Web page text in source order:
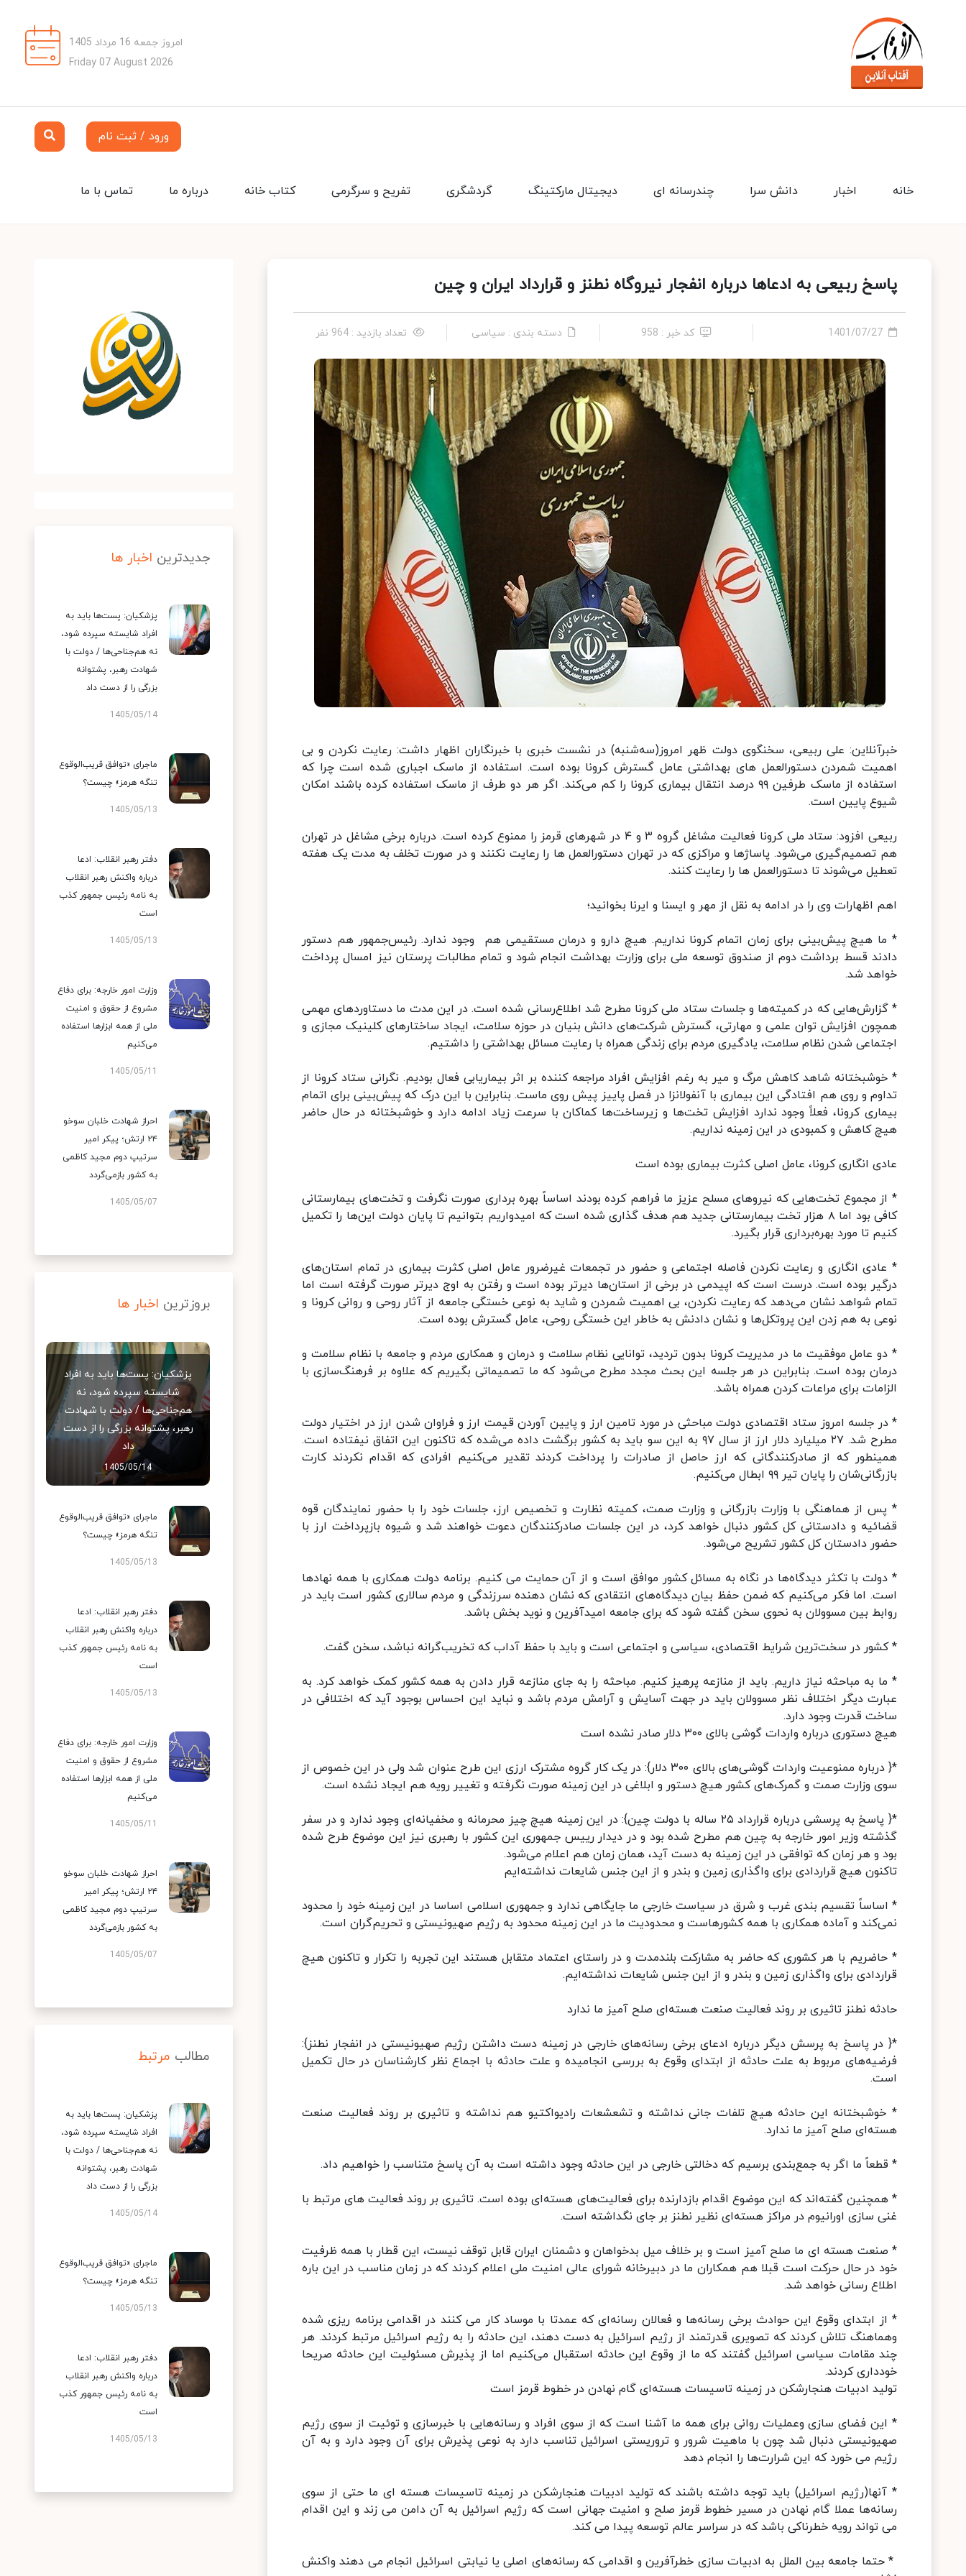
امروز جمعه 16 مرداد 1405
Friday 07 August 2026
ورود / ثبت نام
تماس با ما درباره ما کتاب خانه تفریح و سرگرمی گردشگری دیجیتال مارکتینگ چندرسانه ای دانش سرا اخبار خانه
پاسخ ربیعی به ادعاها درباره انفجار نیروگاه نطنز و قرارداد ایران و چین
1401/07/27 کد خبر : 958 دسته بندی : سیاسی تعداد بازدید : 964 نفر
خبرآنلاین: علی ربیعی، سخنگوی دولت ظهر امروز(سه‌شنبه) در نشست خبری با خبرنگاران اظهار داشت: رعایت نکردن و بی
اهمیت شمردن دستورالعمل های بهداشتی عامل گسترش کرونا بوده است. استفاده از ماسک اجباری شده است چرا که
استفاده از ماسک طرفین ۹۹ درصد انتقال بیماری کرونا را کم می‌کند. اگر هر دو طرف از ماسک استفاده کرده باشند امکان
شیوع پایین است.
ربیعی افزود: ستاد ملی کرونا فعالیت مشاغل گروه ۳ و ۴ در شهرهای قرمز را ممنوع کرده است. درباره برخی مشاغل در تهران
هم تصمیم‌گیری می‌شود. پاساژها و مراکزی که در تهران دستورالعمل ها را رعایت نکنند و در صورت تخلف به مدت یک هفته
تعطیل می‌شوند تا دستورالعمل ها را رعایت کنند.
اهم اظهارات وی را در ادامه به نقل از مهر و ایسنا و ایرنا بخوانید؛
* ما هیچ پیش‌بینی برای زمان اتمام کرونا نداریم. هیچ دارو و درمان مستقیمی هم وجود ندارد. رئیس‌جمهور هم دستور
دادند قسط برداشت دوم از صندوق توسعه ملی برای وزارت بهداشت انجام شود و تمام مطالبات پرستان نیز امسال پرداخت
خواهد شد.
* گزارش‌هایی که در کمیته‌ها و جلسات ستاد ملی کرونا مطرح شد اطلاع‌رسانی شده است. در این مدت ما دستاوردهای مهمی
همچون افزایش توان علمی و مهارتی، گسترش شرکت‌های دانش بنیان در حوزه سلامت، ایجاد ساختارهای کلینیک مجازی و
اجتماعی شدن نظام سلامت، یادگیری مردم برای زندگی همراه با رعایت مسائل بهداشتی را داشتیم.
* خوشبختانه شاهد کاهش مرگ و میر به رغم افزایش افراد مراجعه کننده بر اثر بیماریابی فعال بودیم. نگرانی ستاد کرونا از
تداوم و روی هم افتادگی این بیماری با آنفولانزا در فصل پاییز پیش روی ماست. بنابراین با این درک که پیش‌بینی برای اتمام
بیماری کرونا، فعلاً وجود ندارد افزایش تخت‌ها و زیرساخت‌ها کماکان با سرعت زیاد ادامه دارد و خوشبختانه در حال حاضر
هیچ کاهش و کمبودی در این زمینه نداریم.
عادی انگاری کرونا، عامل اصلی کثرت بیماری بوده است
* از مجموع تخت‌هایی که نیروهای مسلح عزیز ما فراهم کرده بودند اساساً بهره برداری صورت نگرفت و تخت‌های بیمارستانی
کافی بود اما ۸ هزار تخت بیمارستانی جدید هم هدف گذاری شده است که امیدواریم بتوانیم تا پایان دولت این‌ها را تکمیل
کنیم تا مورد بهره‌برداری قرار بگیرد.
* عادی انگاری و رعایت نکردن فاصله اجتماعی و حضور در تجمعات غیرضرور عامل اصلی کثرت بیماری در تمام استان‌های
درگیر بوده است. درست است که اپیدمی در برخی از استان‌ها دیرتر بوده است و رفتن به اوج دیرتر صورت گرفته است اما
تمام شواهد نشان می‌دهد که رعایت نکردن، بی اهمیت شمردن و شاید به نوعی خستگی جامعه از آثار روحی و روانی کرونا و
نوعی به هم زدن این پروتکل‌ها و نشان دادنش به خاطر این خستگی روحی، عامل گسترش بوده است.
* دو عامل موفقیت ما در مدیریت کرونا بدون تردید، توانایی نظام سلامت و درمان و همکاری مردم و جامعه با نظام سلامت و
درمان بوده است. بنابراین در هر جلسه این بحث مجدد مطرح می‌شود که ما تصمیماتی بگیریم که علاوه بر فرهنگ‌سازی با
الزامات برای مراعات کردن همراه باشد.
* در جلسه امروز ستاد اقتصادی دولت مباحثی در مورد تامین ارز و پایین آوردن قیمت ارز و فراوان شدن ارز در اختیار دولت
مطرح شد. ۲۷ میلیارد دلار ارز از سال ۹۷ به این سو باید به کشور برگشت داده می‌شده که تاکنون این اتفاق نیفتاده است.
همینطور که از صادرکنندگانی که ارز حاصل از صادرات را پرداخت کردند تقدیر می‌کنیم افرادی که اقدام نکردند کارت
بازرگانی‌شان را پایان تیر ۹۹ ابطال می‌کنیم.
* پس از هماهنگی با وزارت بازرگانی و وزارت صمت، ‌کمیته نظارت و تخصیص ارز، جلسات خود را با حضور نمایندگان قوه
قضائیه و دادستانی کل کشور دنبال خواهد کرد،‌ در این جلسات صادرکنندگان دعوت خواهند شد و شیوه بازپرداخت ارز با
حضور دادستان کل کشور تشریح می‌شود.
* دولت با تکثر دیدگاه‌ها در نگاه به مسائل کشور موافق است و از آن حمایت می کنیم. برنامه دولت همکاری با همه نهادها
است. اما فکر می‌کنیم که ضمن حفظ بیان دیدگاه‌های انتقادی که نشان دهنده سرزندگی و مردم سالاری کشور است باید در
روابط بین مسوولان به نحوی سخن گفته شود که برای جامعه امیدآفرین و نوید بخش باشد.
* کشور در سخت‌ترین شرایط اقتصادی، سیاسی و اجتماعی است و باید با حفظ آداب که تخریب‌گرانه نباشد، سخن گفت.
* ما به مباحثه نیاز داریم. باید از منازعه پرهیز کنیم. مباحثه را به جای منازعه قرار دادن به همه کشور کمک خواهد کرد. به
عبارت دیگر اختلاف نظر مسوولان باید در جهت آسایش و آرامش مردم باشد و نباید این احساس بوجود آید که اختلافی در
ساخت قدرت وجود دارد.
هیچ دستوری درباره واردات گوشی بالای ۳۰۰ دلار صادر نشده است
*{ درباره ممنوعیت واردات گوشی‌های بالای ۳۰۰ دلار}: در یک کار گروه مشترک ارزی این طرح عنوان شد ولی در این خصوص از
سوی وزارت صمت و گمرک‌های کشور هیچ دستور و ابلاغی در این زمینه صورت نگرفته و تغییر رویه هم ایجاد نشده است.
*{ پاسخ به پرسشی درباره قرارداد ۲۵ ساله با دولت چین}: در این زمینه هیچ چیز محرمانه و مخفیانه‌ای وجود ندارد و در سفر
گذشته وزیر امور خارجه به چین هم مطرح شده بود و در دیدار رییس جمهوری این کشور با رهبری نیز این موضوع طرح شده
بود و هر زمان که توافقی در این زمینه به دست آید، همان زمان هم اعلام می‌شود.
تاکنون هیچ قراردادی برای واگذاری زمین و بندر و از این جنس شایعات نداشته‌ایم
* اساساً تقسیم بندی غرب و شرق در سیاست خارجی ما جایگاهی ندارد و جمهوری اسلامی اساسا در این زمینه خود را محدود
نمی‌کند و آماده همکاری با همه کشورهاست و محدودیت ما در این زمینه محدود به رژیم صهیونیستی و تحریم‌گران است.
* حاضریم با هر کشوری که حاضر به مشارکت بلندمدت و در راستای اعتماد متقابل هستند این تجربه را تکرار و تاکنون هیچ
قراردادی برای واگذاری زمین و بندر و از این جنس شایعات نداشته‌ایم.
حادثه نطنز تاثیری بر روند فعالیت صنعت هسته‌ای صلح آمیز ما ندارد
*{ در پاسخ به پرسش دیگر درباره ادعای برخی رسانه‌های خارجی در زمینه دست داشتن رژیم صهیونیستی در انفجار نطنز}:
فرضیه‌های مربوط به علت حادثه از ابتدای وقوع به بررسی انجامیده و علت حادثه با اجماع نظر کارشناسان در حال تکمیل
است.
* خوشبختانه این حادثه هیچ تلفات جانی نداشته و تشعشعات رادیواکتیو هم نداشته و تاثیری بر روند فعالیت صنعت
هسته‌ای صلح آمیز ما ندارد.
* قطعاً ما اگر به جمع‌بندی برسیم که دخالتی خارجی در این حادثه وجود داشته است به آن پاسخ متناسب را خواهیم داد.
* همچنین گفته‌اند که این موضوع اقدام بازدارنده برای فعالیت‌های هسته‌ای بوده است. تاثیری بر روند فعالیت های مرتبط با
غنی سازی اورانیوم در مراکز هسته‌ای نظیر نطنز بر جای نگداشته است.
* صنعت هسته ای ما صلح آمیز است و بر خلاف میل بدخواهان و دشمنان ایران قابل توقف نیست، این قطار با همه ظرفیت
خود در حال حرکت است قبلا هم همکاران ما در دبیرخانه شورای عالی امنیت ملی اعلام کردند که در زمان مناسب در این باره
اطلاع رسانی خواهد شد.
* از ابتدای وقوع این حوادث برخی رسانه‌ها و فعالان رسانه‌ای که عمدتا با موساد کار می کنند در اقدامی برنامه ریزی شده
وهماهنگ تلاش کردند که تصویری قدرتمند از رژیم اسرائیل به دست دهند، این حادثه را به رژیم اسرائیل مرتبط کردند. هر
چند مقامات سیاسی اسرائیل گفتند که ما از وقوع این حادثه استقبال می‌کنیم اما از پذیرش مسئولیت این حادثه صریحا
خودداری کردند.
تولید ادبیات هنجارشکن در زمینه تاسیسات هسته‌ای گام نهادن در خطوط قرمز است
* این فضای سازی وعملیات روانی برای همه ما آشنا است که از سوی افراد و رسانه‌هایی با خبرسازی و توئیت از سوی رژیم
صهیونیستی دنبال شد چون با ماهیت شرور و تروریستی اسرائیل تناسب دارد به نوعی پذیرش برای آن وجود دارد و به آن
رژیم می خورد که این شرارت‌ها را انجام دهد
* آنها(رژیم اسرائیل) باید توجه داشته باشند که تولید ادبیات هنجارشکن در زمینه تاسیسات هسته ای ما حتی از سوی
رسانه‌ها عملا گام نهادن در مسیر خطوط قرمز صلح و امنیت جهانی است که رژیم اسرائیل به آن دامن می زند و این اقدام
می تواند رویه خطرناکی باشد که در سراسر عالم توسعه پیدا می کند.
* حتما جامعه بین الملل به ادبیات سازی خطرآفرین و اقدامی که رسانه‌های اصلی یا نیابتی اسرائیل انجام می دهند واکنش
جدیدترین اخبار ها
پزشکیان: پست‌ها باید به
افراد شایسته سپرده شود،
نه هم‌جناحی‌ها / دولت با
شهادت رهبر، پشتوانه
بزرگی را از دست داد
1405/05/14
ماجرای «توافق قریب‌الوقوع
تنگه هرمز» چیست؟
1405/05/13
دفتر رهبر انقلاب: ادعا
درباره واکنش رهبر انقلاب
به نامه رئیس جمهور کذب
است
1405/05/13
وزارت امور خارجه: برای دفاع
مشروع از حقوق و امنیت
ملی از همه ابزارها استفاده
می‌کنیم
1405/05/11
احراز شهادت خلبان سوخو
۲۴ ارتش؛ پیکر امیر
سرتیپ دوم مجید کاظمی
به کشور بازمی‌گردد
1405/05/07
بروزترین اخبار ها
پزشکیان: پست‌ها باید به افراد
شایسته سپرده شود، نه
هم‌جناحی‌ها / دولت با شهادت
رهبر، پشتوانه بزرگی را از دست
داد
1405/05/14
ماجرای «توافق قریب‌الوقوع
تنگه هرمز» چیست؟
1405/05/13
دفتر رهبر انقلاب: ادعا
درباره واکنش رهبر انقلاب
به نامه رئیس جمهور کذب
است
1405/05/13
وزارت امور خارجه: برای دفاع
مشروع از حقوق و امنیت
ملی از همه ابزارها استفاده
می‌کنیم
1405/05/11
احراز شهادت خلبان سوخو
۲۴ ارتش؛ پیکر امیر
سرتیپ دوم مجید کاظمی
به کشور بازمی‌گردد
1405/05/07
مطالب مرتبط
پزشکیان: پست‌ها باید به
افراد شایسته سپرده شود،
نه هم‌جناحی‌ها / دولت با
شهادت رهبر، پشتوانه
بزرگی را از دست داد
1405/05/14
ماجرای «توافق قریب‌الوقوع
تنگه هرمز» چیست؟
1405/05/13
دفتر رهبر انقلاب: ادعا
درباره واکنش رهبر انقلاب
به نامه رئیس جمهور کذب
است
1405/05/13